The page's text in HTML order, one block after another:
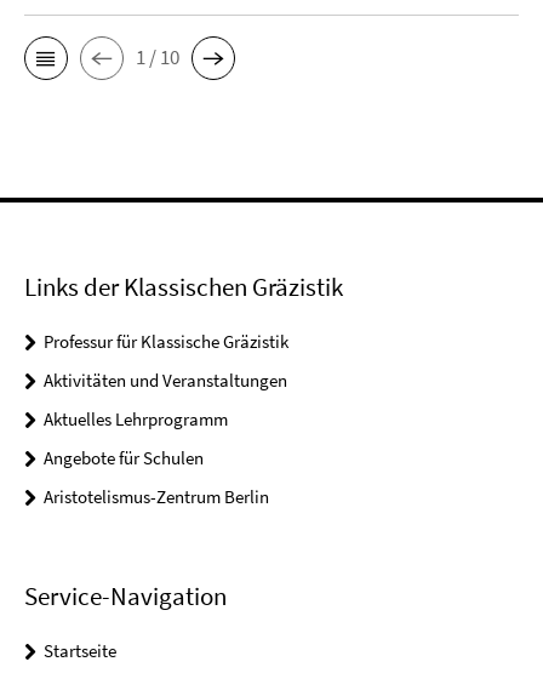
1 / 10
Links der Klassischen Gräzistik
Professur für Klassische Gräzistik
Aktivitäten und Veranstaltungen
Aktuelles Lehrprogramm
Angebote für Schulen
Aristotelismus-Zentrum Berlin
Service-Navigation
Startseite